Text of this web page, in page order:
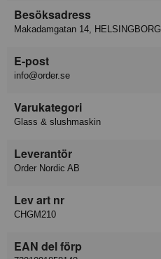
Besöksadress
Makadamgatan 14, HELSINGBORG
E-post
info@order.se
Varukategori
Glass & slushmaskin
Leverantör
Order Nordic AB
Lev art nr
CHGM210
EAN del förp